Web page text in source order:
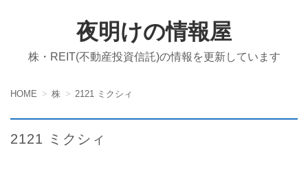
夜明けの情報屋
株・REIT(不動産投資信託)の情報を更新しています
HOME 株 2121 ミクシィ
2121 ミクシィ